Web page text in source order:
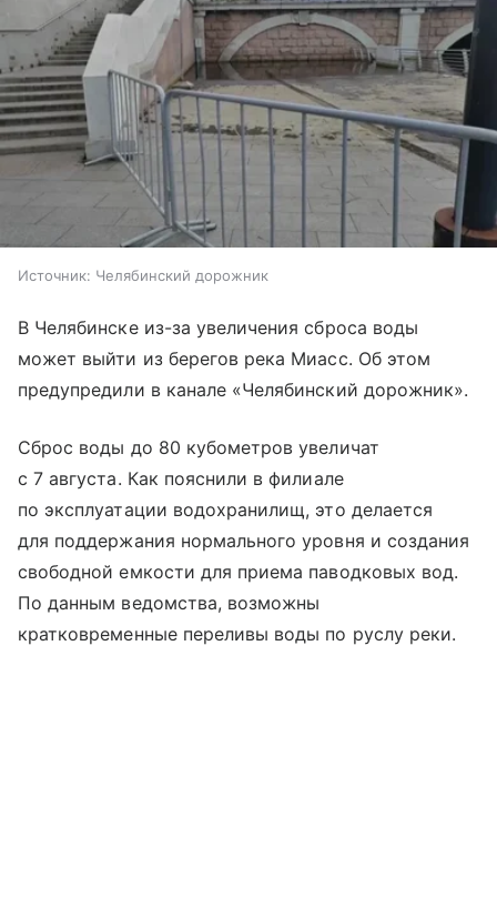
Источник: Челябинский дорожник
В Челябинске из-за увеличения сброса воды
может выйти из берегов река Миасс. Об этом
предупредили в канале «Челябинский дорожник».
Сброс воды до 80 кубометров увеличат
с 7 августа. Как пояснили в филиале
по эксплуатации водохранилищ, это делается
для поддержания нормального уровня и создания
свободной емкости для приема паводковых вод.
По данным ведомства, возможны
кратковременные переливы воды по руслу реки.